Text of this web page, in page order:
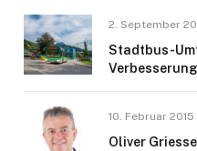
2. September
Stadtbus-
Verbesserung
10. Februar 2015
Oliver